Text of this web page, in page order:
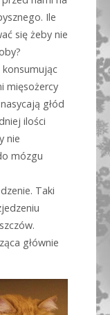
Ile
się żeby nie
mięsożercy
głód
ilości
nie
mózgu
Taki
głównie